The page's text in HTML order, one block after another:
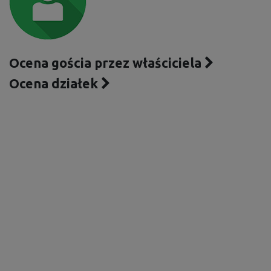
Ocena gościa przez właściciela
Ocena działek